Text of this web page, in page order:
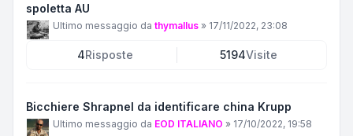
spoletta AU
Ultimo messaggio da thymallus » 17/11/2022, 23:08
4Risposte 5194Visite
Bicchiere Shrapnel da identificare china Krupp
Ultimo messaggio da EOD ITALIANO » 17/10/2022, 19:58